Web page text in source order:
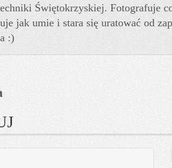
Świętokrzyskiej. Fotografuje
jak umie i stara się uratować od
:)